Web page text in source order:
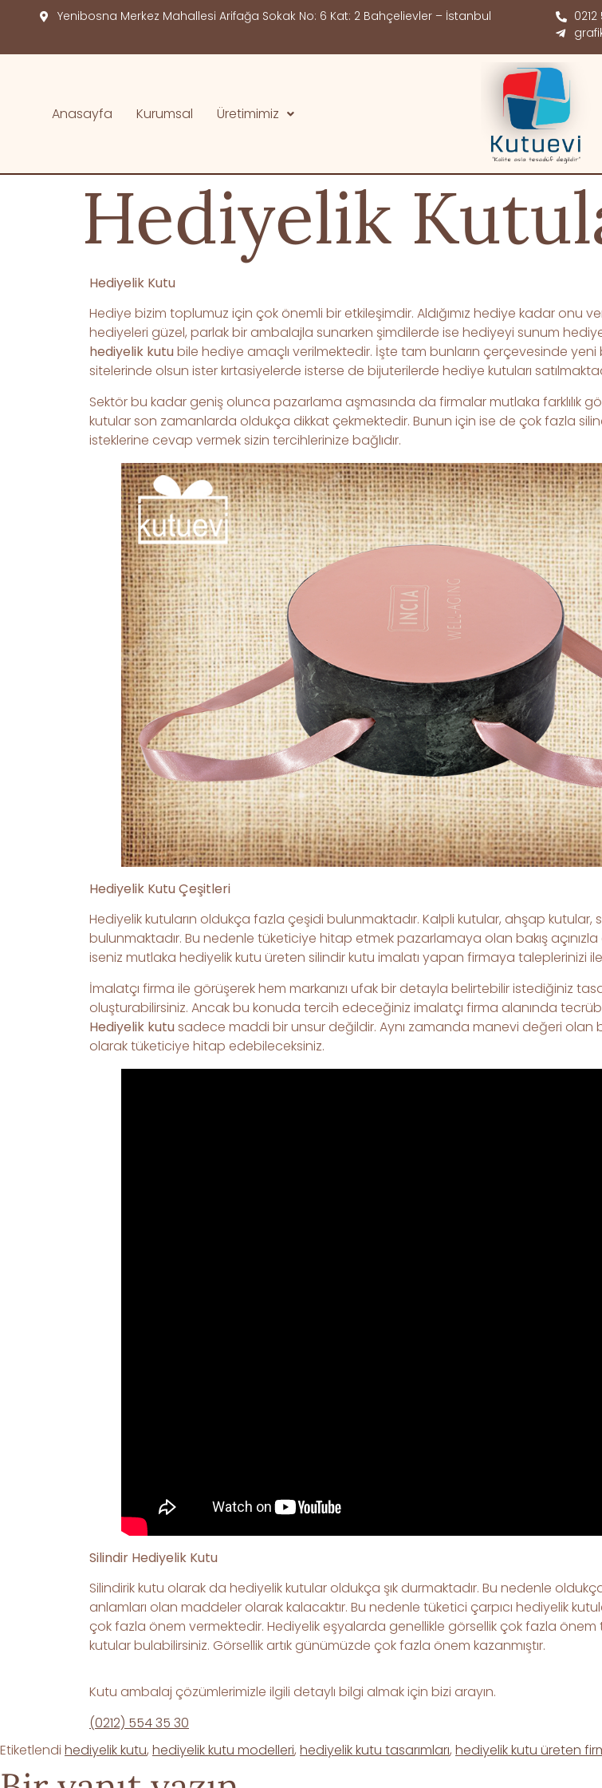
Yenibosna Merkez Mahallesi Arifağa Sokak No: 6 Kat: 2 Bahçelievler – İstanbul
Anasayfa Kurumsal Üretimimiz
Hediyelik
Hediyelik Kutu
Hediye bizim toplumuz için çok önemli bir etkileşimdir. Aldığımız hediye kadar onu
hediyeleri güzel, parlak bir ambalajla sunarken şimdilerde ise hediyeyi sunum
hediyelik kutubile hediye amaçlı verilmektedir. İşte tam bunların çerçevesinde
sitelerinde olsun ister kırtasiyelerde isterse de bijuterilerde hediye kutuları
Sektör bu kadar geniş olunca pazarlama aşmasında da firmalar mutlaka farklılık
kutular son zamanlarda oldukça dikkat çekmektedir. Bunun için ise de çok fazla
isteklerine cevap vermek sizin tercihlerinize bağlıdır.
Hediyelik Kutu Çeşitleri
Hediyelik kutuların oldukça fazla çeşidi bulunmaktadır. Kalpli kutular, ahşap
bulunmaktadır. Bu nedenle tüketiciye hitap etmek pazarlamaya olan bakış
iseniz mutlaka hediyelik kutu üreten silindir kutu imalatı yapan firmaya taleplerinizi
İmalatçı firma ile görüşerek hem markanızı ufak bir detayla belirtebilir istediğiniz
oluşturabilirsiniz. Ancak bu konuda tercih edeceğiniz imalatçı firma alanında
Hediyelik kutusadece maddi bir unsur değildir. Aynı zamanda manevi değeri olan
olarak tüketiciye hitap edebileceksiniz.
Silindir Hediyelik Kutu
Silindirik kutu olarak da hediyelik kutular oldukça şık durmaktadır. Bu nedenle
anlamları olan maddeler olarak kalacaktır. Bu nedenle tüketici çarpıcı hediyelik
çok fazla önem vermektedir. Hediyelik eşyalarda genellikle görsellik çok fazla önem
kutular bulabilirsiniz. Görsellik artık günümüzde çok fazla önem kazanmıştır.
Kutu ambalaj çözümlerimizle ilgili detaylı bilgi almak için bizi arayın.
(0212) 554 35 30
Etiketlendi hediyelik kutu, hediyelik kutu modelleri, hediyelik kutu tasarımları, hediyelik kutu üreten